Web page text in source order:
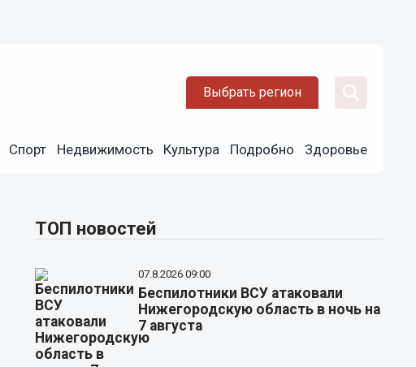
Выбрать регион
Спорт Недвижимость Культура Подробно Здоровье
ТОП новостей
07.8.2026 09:00
Беспилотники ВСУ атаковали
Нижегородскую область в ночь на
7 августа